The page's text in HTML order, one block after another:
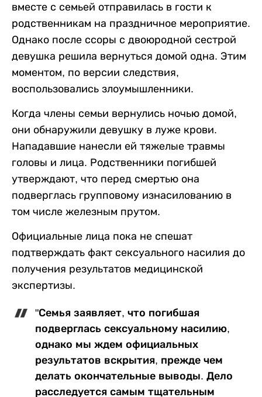
вместе с семьей отправилась в гости к
родственникам на праздничное мероприятие.
Однако после ссоры с двоюродной сестрой
девушка решила вернуться домой одна. Этим
моментом, по версии следствия,
воспользовались злоумышленники.
Когда члены семьи вернулись ночью домой,
они обнаружили девушку в луже крови.
Нападавшие нанесли ей тяжелые травмы
головы и лица. Родственники погибшей
утверждают, что перед смертью она
подверглась групповому изнасилованию в
том числе железным прутом.
Официальные лица пока не спешат
подтверждать факт сексуального насилия до
получения результатов медицинской
экспертизы.
"Семья заявляет, что погибшая
подверглась сексуальному насилию,
однако мы ждем официальных
результатов вскрытия, прежде чем
делать окончательные выводы. Дело
расследуется самым тщательным